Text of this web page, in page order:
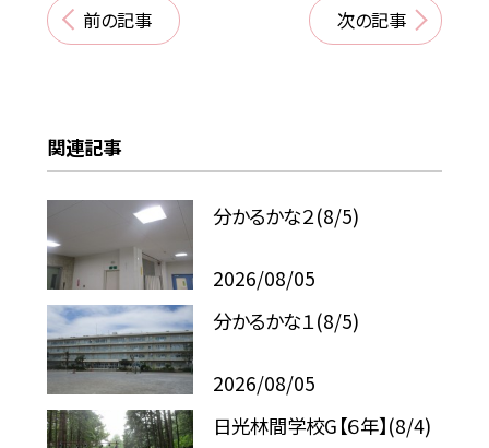
前の記事 次の記事
関連記事
分かるかな２(8/5)
2026/08/05
分かるかな１(8/5)
2026/08/05
日光林間学校G【６年】(8/4)